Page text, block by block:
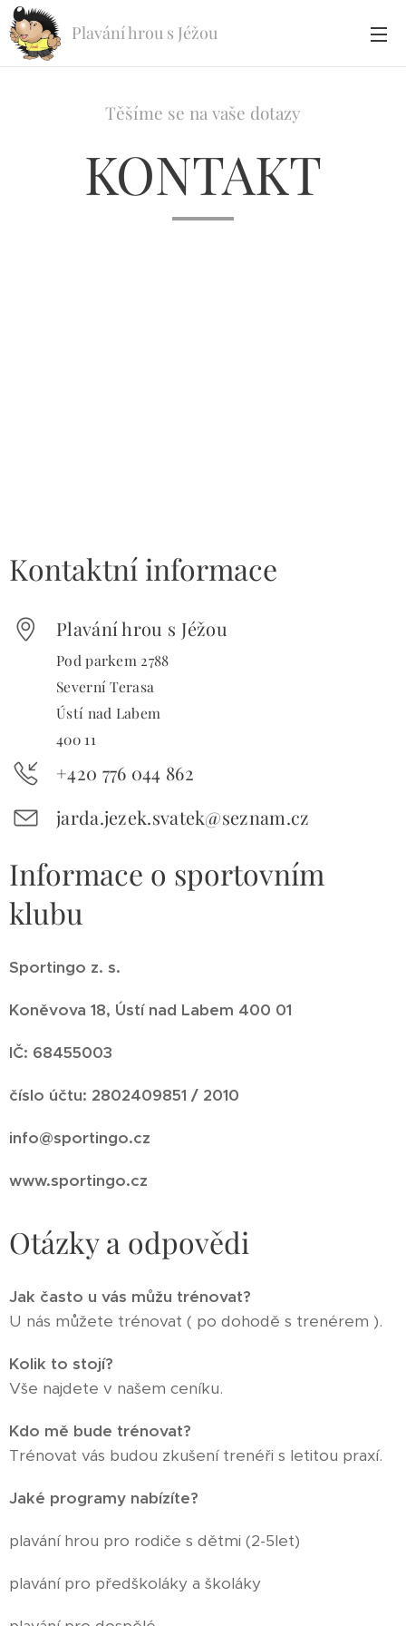
Plavání hrou s Jéžou
Těšíme se na vaše dotazy
KONTAKT
Kontaktní informace
Plavání hrou s Jéžou
Pod parkem 2788
Severní Terasa
Ústí nad Labem
400 11
+420 776 044 862
jarda.jezek.svatek@seznam.cz
Informace o sportovním
klubu
Sportingo z. s.
Koněvova 18, Ústí nad Labem 400 01
IČ: 68455003
číslo účtu: 2802409851 / 2010
info@sportingo.cz
www.sportingo.cz
Otázky a odpovědi
Jak často u vás můžu trénovat?
U nás můžete trénovat ( po dohodě s trenérem ).
Kolik to stojí?
Vše najdete v našem ceníku.
Kdo mě bude trénovat?
Trénovat vás budou zkušení trenéři s letitou praxí.
Jaké programy nabízíte?
plavání hrou pro rodiče s dětmi (2-5let)
plavání pro předškoláky a školáky